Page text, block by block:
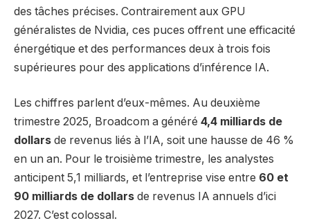
des tâches précises. Contrairement aux GPU
généralistes de Nvidia, ces puces offrent une efficacité
énergétique et des performances deux à trois fois
supérieures pour des applications d’inférence IA.
Les chiffres parlent d’eux-mêmes. Au deuxième
trimestre 2025, Broadcom a généré 4,4 milliards de
dollars de revenus liés à l’IA, soit une hausse de 46 %
en un an. Pour le troisième trimestre, les analystes
anticipent 5,1 milliards, et l’entreprise vise entre 60 et
90 milliards de dollars de revenus IA annuels d’ici
2027. C’est colossal.